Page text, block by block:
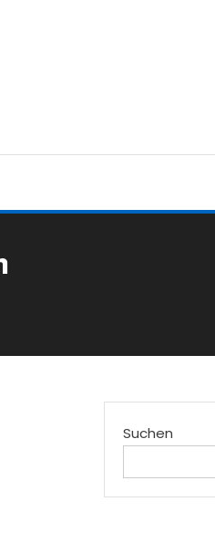
Suchen